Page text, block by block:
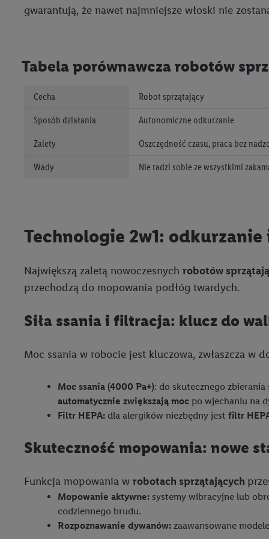
gwarantują, że nawet najmniejsze włoski nie
Tabela porównawcza robotów
Cecha Robot sprzątający
Sposób działania Autonomiczne odkurzanie
Zalety Oszczędność czasu, praca bez
Wady Nie radzi sobie ze wszystkimi
Technologie 2w1:
Największą zaletą nowoczesnych robotów
przechodzą do mopowania podłóg twardych.
Siła ssania i filtracja: klucz do
Moc ssania w robocie jest kluczowa, zwłaszcza w
Moc ssania (4000 Pa+): do skutecznego
automatycznie zwiększają moc po wjechaniu na
Filtr HEPA: dla alergików niezbędny jest filtr
Skuteczność mopowania: nowe
Funkcja mopowania w robotach sprzątających
Mopowanie aktywne: systemy wibracyjne lub
codziennego brudu.
Rozpoznawanie dywanów: zaawansowane
następnie
usługach Lidl. Utiq
numeru
wykorzystany do
obsługiwanych przez
polityce prywatności
"Zgadzam się",
współpracę ze
Informacje dot.
wykorzystania danych
wyświetlanie reklam i
urządzeń na podstawie
pośrednictwem TTD
danych z różnych
danych do wyboru
Użycie
Wykorzystanie